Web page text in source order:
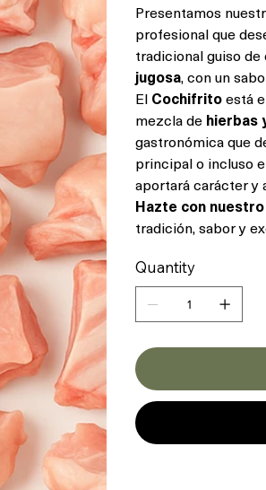
Presentamos
profesional que
tradicional guiso
jugosa, con un
El Cochifritoestá
mezcla de hierbas
gastronómica que
principal o incluso
aportará carácter y
Hazte con
tradición, sabor y
Quantity